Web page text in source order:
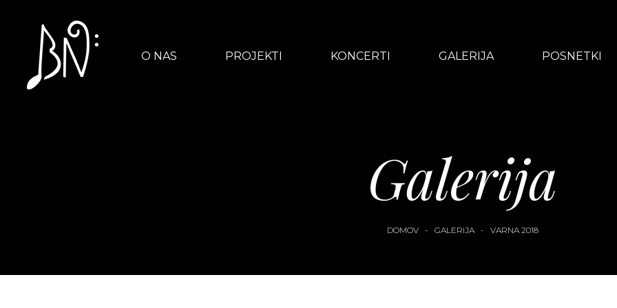
O NAS PROJEKTI KONCERTI GALERIJA POSNETKI
Galerija
DOMOV - GALERIJA- VARNA 2018